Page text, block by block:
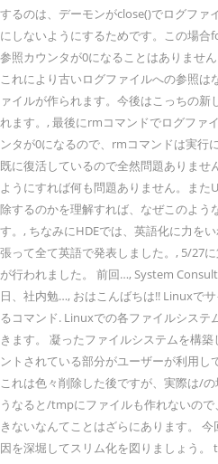
するのは、デーモンがclose()でログファ
にしないようにするためです。この場合
参照カウンタが0になることはありませ
これにより古いログファイルへの参照は
ァイルが作られます。今後はこっちの新
れます。, 最後にrmコマンドでログファ
ンタが0になるので、rmコマンドは実行
既に復活しているので全然問題ありませ
ようにすれば何も問題ありません。また
除するのかを理解すれば、なぜこのよう
す。, ちなみにHDEでは、英語化に力を
張って全て英語で発表しました。, 5/27
が行われました。 前回…, System
日、社内勉…, おはこんばちは!! Linuxで
るコマンド. Linuxでの各ファイルシス
きます。 凝ったファイルシステムを構
ントされている部分がユーザーが利用し
これは色々削除した後ですが、実際は/
うなると/tmpにファイルも作れないの
きないなんてことはざらにあります。
因を深堀してスリム化を図りましょう